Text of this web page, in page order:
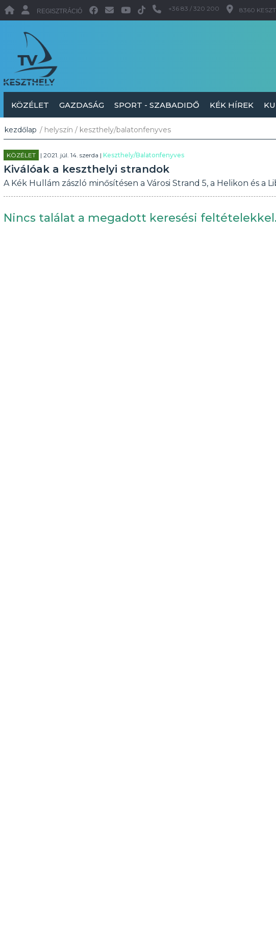
REGISZTRÁCIÓ +36 83 / 320 200 8360
KÖZÉLET GAZDASÁG SPORT - SZABADIDŐ KÉK HÍREK
kezdőlap / helyszín / keszthely/balatonfenyves
KÖZÉLET | 2021. júl. 14. szerda | Keszthely/Balatonfenyves
Kiválóak a keszthelyi strandok
A Kék Hullám zászló minősítésen a Városi Strand 5, a Helikon és a
Nincs találat a megadott keresési feltételekkel.